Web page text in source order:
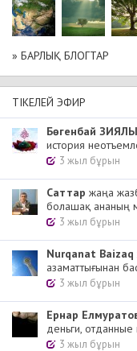
» БАРЛЫҚ БЛОГТАР
ТІКЕЛЕЙ ЭФИР
Бөгенбай ЗИЯЛЫ
история
3 жыл бұрын
Cаттар жаңа
болашақ ананың
3 жыл бұрын
Nurqanat Baizaq
азаматтығынан
3 жыл бұрын
Ернар
деньги,
3 жыл бұрын